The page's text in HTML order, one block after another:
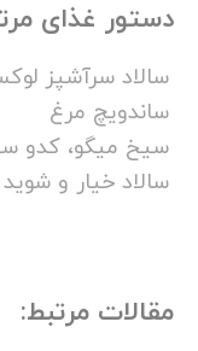
دستور غذای
سالاد سرآشپز
ساندویچ مرغ
سیخ میگو، کدو
سالاد خیار و
مقالات مرتبط: